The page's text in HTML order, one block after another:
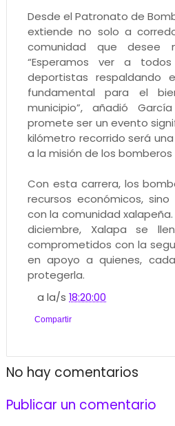
Desde el Patronato de
extiende no solo a
comunidad que desee
“Esperamos ver a
deportistas respaldando
fundamental para el
municipio”, añadió
promete ser un evento
kilómetro recorrido será
a la misión de los bomberos
Con esta carrera, los
recursos económicos,
con la comunidad
diciembre, Xalapa se
comprometidos con la
en apoyo a quienes,
protegerla.
a la/s18:20:00
Compartir
No hay comentarios
Publicar un comentario